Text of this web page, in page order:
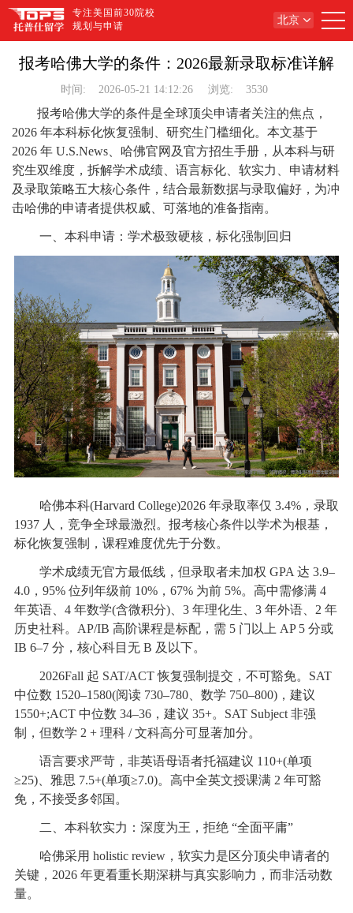
专注美国前30院校
规划与申请
北京
报考哈佛大学的条件：2026最新录取标准详解
时间: 2026-05-21 14:12:26 浏览: 3530
报考哈佛大学的条件是全球顶尖申请者关注的焦点，
2026 年本科标化恢复强制、研究生门槛细化。本文基于
2026 年 U.S.News、哈佛官网及官方招生手册，从本科与研
究生双维度，拆解学术成绩、语言标化、软实力、申请材料
及录取策略五大核心条件，结合最新数据与录取偏好，为冲
击哈佛的申请者提供权威、可落地的准备指南。
一、本科申请：学术极致硬核，标化强制回归
哈佛本科(Harvard College)2026 年录取率仅 3.4%，录取
1937 人，竞争全球最激烈。报考核心条件以学术为根基，
标化恢复强制，课程难度优先于分数。
学术成绩无官方最低线，但录取者未加权 GPA 达 3.9–
4.0，95% 位列年级前 10%，67% 为前 5%。高中需修满 4
年英语、4 年数学(含微积分)、3 年理化生、3 年外语、2 年
历史社科。AP/IB 高阶课程是标配，需 5 门以上 AP 5 分或
IB 6–7 分，核心科目无 B 及以下。
2026Fall 起 SAT/ACT 恢复强制提交，不可豁免。SAT
中位数 1520–1580(阅读 730–780、数学 750–800)，建议
1550+;ACT 中位数 34–36，建议 35+。SAT Subject 非强
制，但数学 2 + 理科 / 文科高分可显著加分。
语言要求严苛，非英语母语者托福建议 110+(单项
≥25)、雅思 7.5+(单项≥7.0)。高中全英文授课满 2 年可豁
免，不接受多邻国。
二、本科软实力：深度为王，拒绝 “全面平庸”
哈佛采用 holistic review，软实力是区分顶尖申请者的
关键，2026 年更看重长期深耕与真实影响力，而非活动数
量。